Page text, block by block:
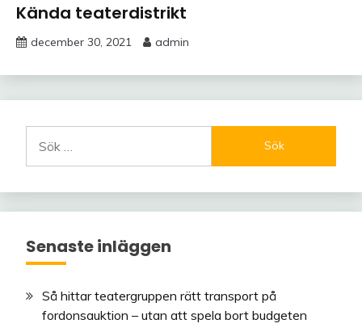
Kända teaterdistrikt
december 30, 2021 admin
efter:
Senaste inläggen
Så hittar teatergruppen rätt transport på
fordonsauktion – utan att spela bort budgeten